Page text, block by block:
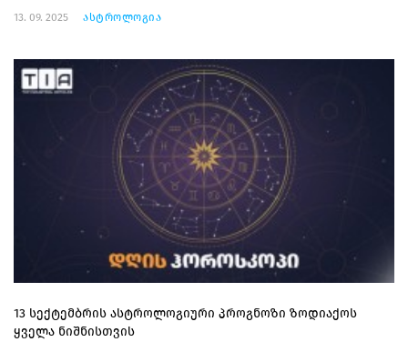
13. 09. 2025 ასტროლოგია
13 სექტემბრის ასტროლოგიური პროგნოზი ზოდიაქოს
ყველა ნიშნისთვის